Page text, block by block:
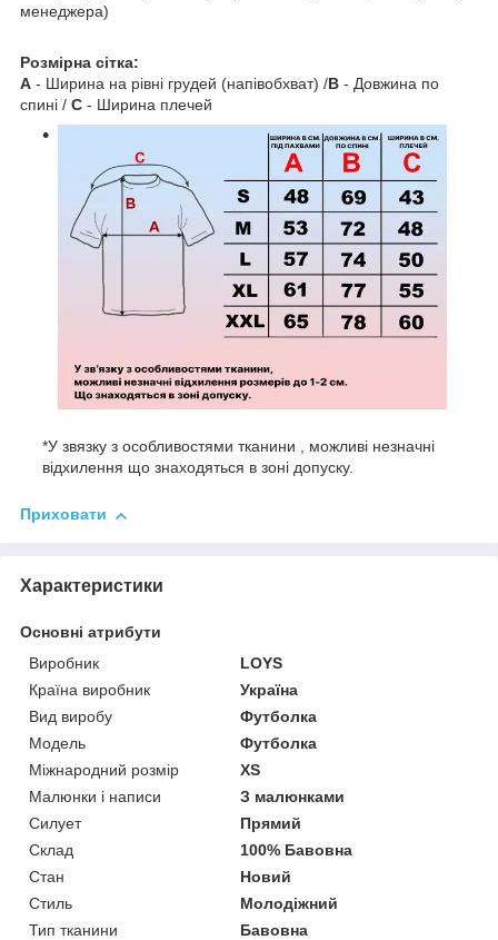
менеджера)
Розмірна сітка:
A - Ширина на рівні грудей (напівобхват) /B - Довжина по
спині / C - Ширина плечей
*У звязку з особливостями тканини , можливі незначні
відхилення що знаходяться в зоні допуску.
Приховати
Характеристики
Основні атрибути
Виробник
LOYS
Країна виробник
Україна
Вид виробу
Футболка
Модель
Футболка
Міжнародний розмір
XS
Малюнки і написи
З малюнками
Силует
Прямий
Склад
100% Бавовна
Стан
Новий
Стиль
Молодіжний
Тип тканини
Бавовна